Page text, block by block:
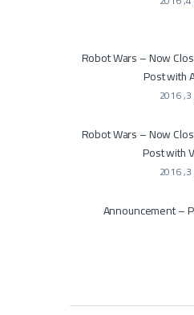
Robot Wars – Now
Post with
Robot Wars – Now
Post with
Announcement –